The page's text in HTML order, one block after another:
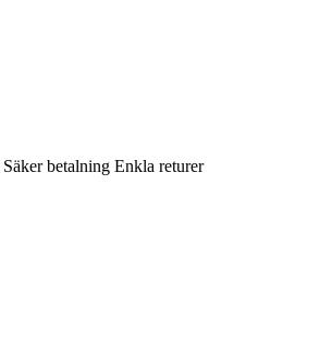
Säker betalning Enkla returer